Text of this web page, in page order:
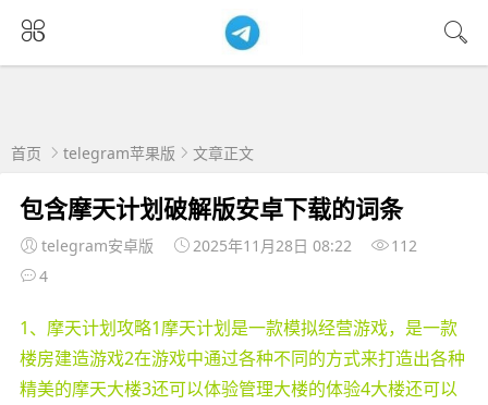
首页 telegram苹果版 文章正文
包含摩天计划破解版安卓下载的词条
telegram安卓版 2025年11月28日 08:22
112
4
1、摩天计划攻略1摩天计划是一款模拟经营游戏，是一款
楼房建造游戏2在游戏中通过各种不同的方式来打造出各种
精美的摩天大楼3还可以体验管理大楼的体验4大楼还可以